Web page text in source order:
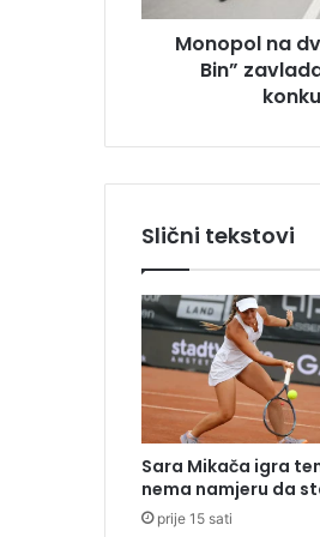
u
a
o
:
K
a
k
j
e
B
i
n
B
Monopol na
Bin”
Slični tekstovi
Sara Mikača igra
nema namjeru da
prije 15 sati